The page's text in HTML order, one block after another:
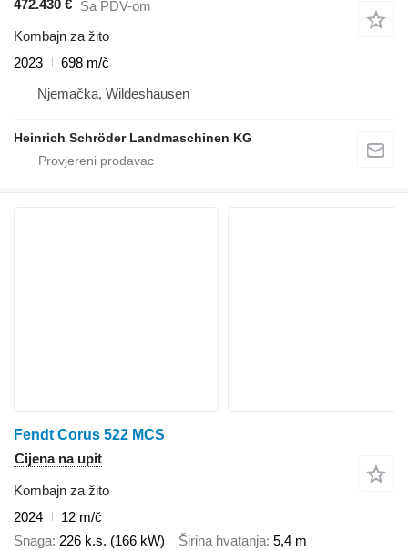
472.430 € Sa PDV-om
Kombajn za žito
2023
698 m/č
Njemačka, Wildeshausen
Heinrich Schröder Landmaschinen KG
Fendt Corus 522 MCS
Cijena na upit
Kombajn za žito
2024
12 m/č
Snaga 226 k.s. (166 kW) Širina hvatanja 5,4 m